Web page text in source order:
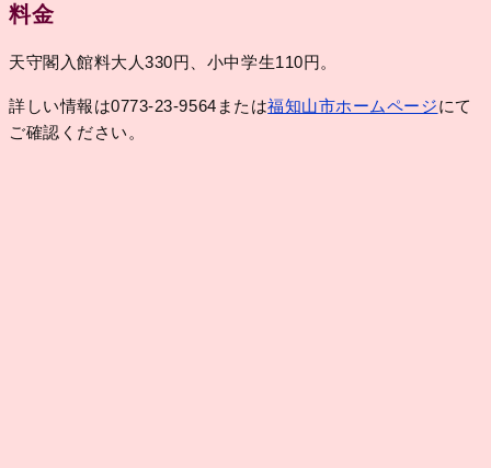
料金
天守閣入館料大人330円、小中学生110円。
詳しい情報は0773-23-9564または福知山市ホームページにて
ご確認ください。